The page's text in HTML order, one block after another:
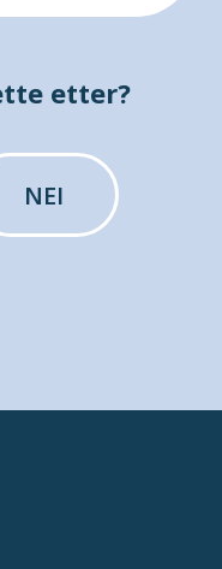
etter?
NEI